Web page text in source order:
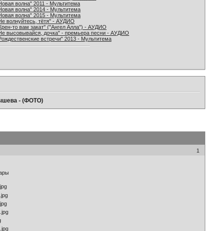
волна" 2011 - Мультитема
волна" 2014 - Мультитема
волна" 2015 - Мультитема
волнуйтесь, тётя" - АУДИО
то вам закат" ("Ангел Алла") - АУДИО
высовывайся, дочка" - премьера песни - АУДИО
встречи" 2013 - Мультитема
- (ФОТО)
1